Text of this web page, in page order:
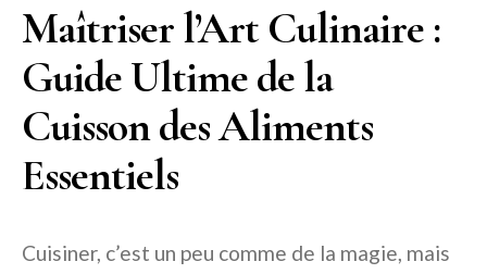
Maîtriser l’Art Culinaire :
Guide Ultime de la
Cuisson des Aliments
Essentiels
Cuisiner, c’est un peu comme de la magie, mais